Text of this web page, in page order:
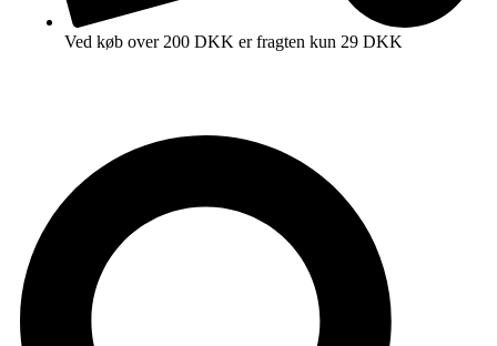
Ved køb over 200 DKK er fragten kun 29 DKK